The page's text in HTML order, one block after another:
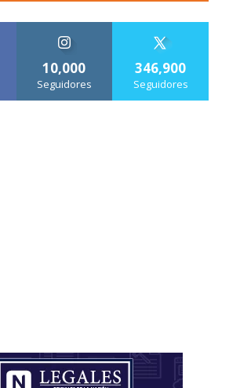
10,000
Seguidores
346,900
Seguidores